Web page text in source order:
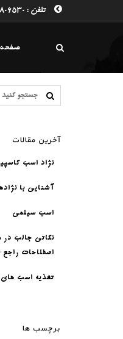
تلفن : 03133806530
صفحه
آخرین مقالات
نژاد اسب
آشنایی با
اسب سیلمی
نکاتی جالب در
اصطلاحات راجع
تغذیه اسب های
برچسب ها